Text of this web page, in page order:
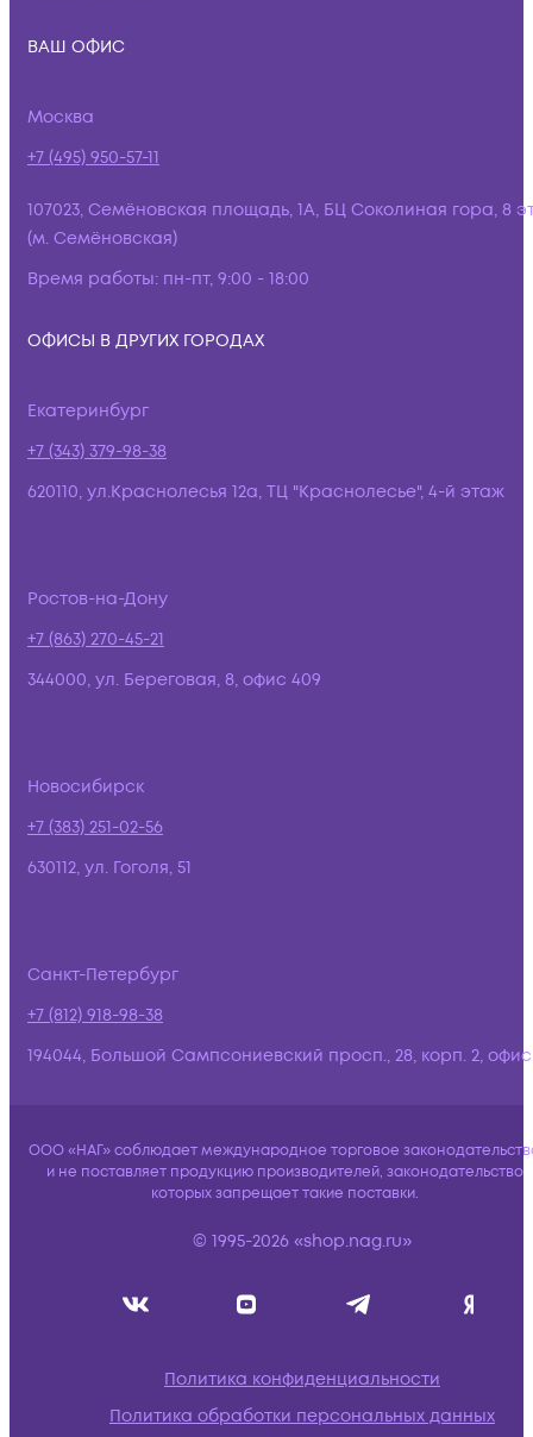
ВАШ ОФИС
Москва
+7 (495) 950-57-11
107023, Семёновская площадь, 1А, БЦ Соколиная гора, 8
(м. Семёновская)
Время работы: пн-пт, 9:00 - 18:00
ОФИСЫ В ДРУГИХ ГОРОДАХ
Екатеринбург
+7 (343) 379-98-38
620110, ул.Краснолесья 12а, ТЦ "Краснолесье", 4-й этаж
Ростов-на-Дону
+7 (863) 270-45-21
344000, ул. Береговая, 8, офис 409
Новосибирск
+7 (383) 251-02-56
630112, ул. Гоголя, 51
Санкт-Петербург
+7 (812) 918-98-38
194044, Большой Сампсониевский просп., 28, корп. 2,
ООО «НАГ» соблюдает международное торговое
и не поставляет продукцию производителей, законодательство
которых запрещает такие поставки.
© 1995-2026 «shop.nag.ru»
Политика конфиденциальности
Политика обработки персональных данных